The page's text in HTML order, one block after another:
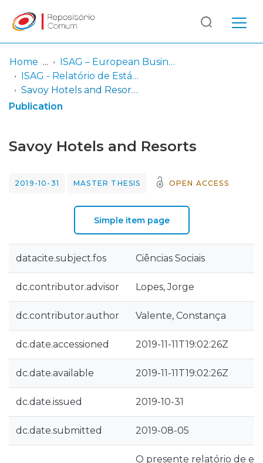
Communities
& Collections
Statistics
Log
In
(current)
Home
ISAG – European Business School
ISAG - Relatório de Estágio
Savoy Hotels and Resorts
Publication
Savoy Hotels and Resorts
2019-10-31 MASTER THESIS OPEN ACCESS
Simple item page
datacite.subject.fos Ciências Sociais
dc.contributor.advisor Lopes, Jorge
dc.contributor.author Valente, Constança
dc.date.accessioned 2019-11-11T19:02:26Z
dc.date.available 2019-11-11T19:02:26Z
dc.date.issued 2019-10-31
dc.date.submitted 2019-08-05
O presente relatório de